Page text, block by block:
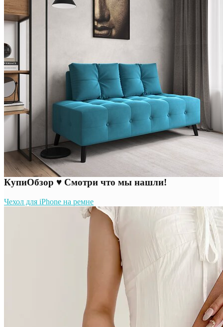
КупиОбзор ♥ Смотри что мы нашли!
Чехол для iPhone на ремне